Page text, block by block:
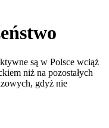
są w Polsce wciąż
niż na pozostałych
gdyż nie